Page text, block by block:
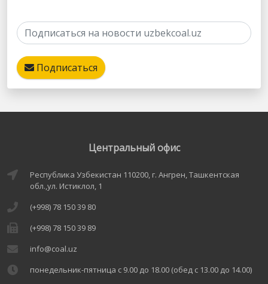
Подписаться
Центральный офис
Республика Узбекистан 110200, г. Ангрен, Ташкентская
обл.,ул. Истиклол, 1
(+998) 78 150 39 80
(+998) 78 150 39 89
info@coal.uz
понедельник-пятница с 9.00 до 18.00 (обед с 13.00 до 14.00)